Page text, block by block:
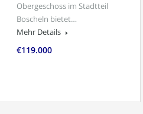
Obergeschoss im Stadtteil
Boscheln bietet…
Mehr Details
€119.000